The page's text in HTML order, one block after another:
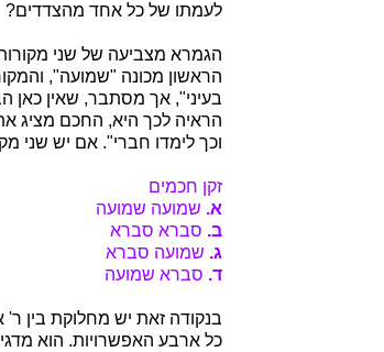
לעמתו של כל אחד מהצדדים?
הגמרא מצביעה של שני
הראשון מכונה "שמועה",
בעיני", אך מסתבר, שאין
הראיה לכך היא, החכם מציג
וכך לימדו חברי". אם יש שני
זקן חכמים
א. שמועה שמועה
ב. סברא סברא
ג. שמועה סברא
ד. סברא שמועה
בנקודה זאת יש מחלוקת בין
כל ארבע האפשרויות. הוא